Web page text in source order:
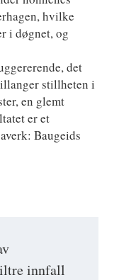
innfall
hvilke
i døgnet, og
det
stillheten i
en glemt
er et
Baugeids